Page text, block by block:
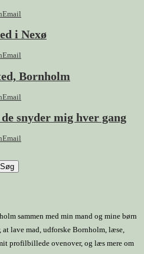
Email
i Nexø
Email
Bornholm
Email
snyder mig hver gang
Email
sammen med min mand og mine børn
lave mad, udforske Bornholm, læse,
profilbillede ovenover, og læs mere om